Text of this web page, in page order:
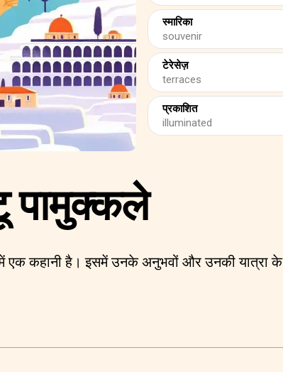
स्मारिका
souvenir
टेरेसेज़
terraces
प्रकाशित
illuminated
पामुक्कले
एक कहानी है। इसमें उनके अनुभवों और उनकी यात्रा के